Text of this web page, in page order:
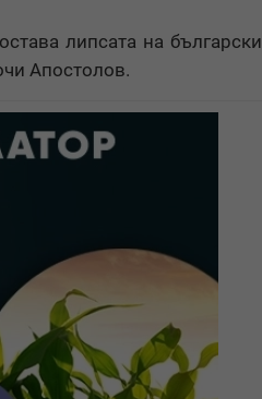
липсата на български
Апостолов.